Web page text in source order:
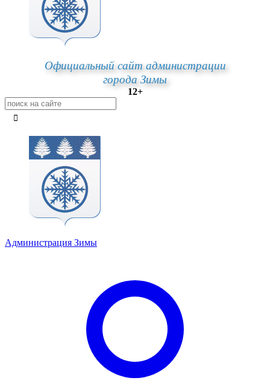
Официальный сайт администрации
города Зимы
12+
Администрация Зимы